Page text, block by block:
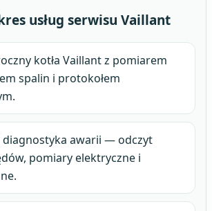
usług serwisu Vaillant
kotła Vaillant z pomiarem
spalin i protokołem
diagnostyka awarii — odczyt
pomiary elektryczne i